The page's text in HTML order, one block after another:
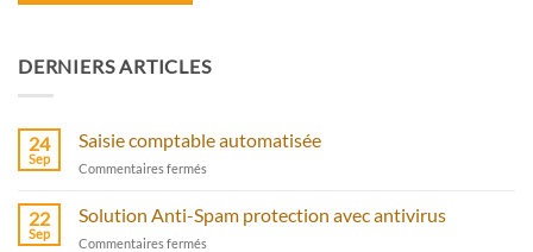
DERNIERS ARTICLES
24
Sep
Saisie comptable automatisée
Commentaires fermés
automatisée
22
Sep
Solution Anti-Spam protection avec antivirus
Commentaires fermés